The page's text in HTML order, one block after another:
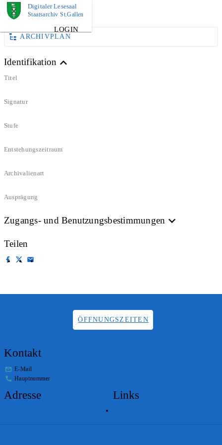
Digitaler Lesesaal
Staatsarchiv St.Gallen
LOGIN
DOKUMENT
ARCHIVPLAN
Identifikation
Titel
Signatur
Stufe
Entstehungszeitraum
Archivalienart
Ausprägung
Zugangs- und Benutzungsbestimmungen
Teilen
ÖFFNUNGSZEITEN
Kontakt
E-Mail
Hauptnummer
Adresse Links